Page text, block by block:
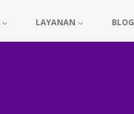
LAYANAN BLOG